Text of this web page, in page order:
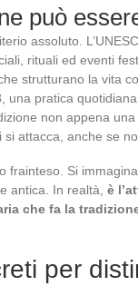
può
assoluto.
rituali ed eventi
strutturano la vita
una pratica
non appena
attacca, anche se
frainteso. Si
antica. In realtà, è
che fa la
per